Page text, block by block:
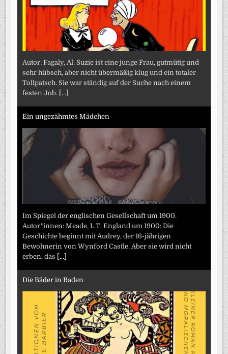
Autor: Fagaly, Al. Suzie ist eine junge Frau, gutmütig und
sehr hübsch, aber nicht übermäßig klug und ein totaler
Tollpatsch. Sie war ständig auf der Suche nach einem
festen Job. [...]
Ein ungezähmtes Mädchen
Im Spiegel der englischen Gesellschaft um 1900.
Autor*innen: Meade, L.T. England um 1900: Die
Geschichte beginnt mit Audrey, der 16-jährigen
Bewohnerin von Wynford Castle. Aber sie wird nicht
erben, das [...]
Die Bäder in Baden